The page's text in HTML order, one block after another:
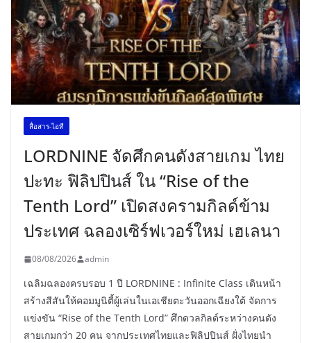
สื่อสาร-ไอที
LORDNINE จัดศึกคนดังสายเกม ไทย
ปะทะ ฟิลิปปินส์ ใน “Rise of the
Tenth Lord” เปิดสงครามกิลด์ข้าม
ประเทศ ฉลองเซิร์ฟเวอร์ใหม่ เฮเลนา
08/08/2026 admin
เฉลิมฉลองครบรอบ 1 ปี LORDNINE : Infinite Class เดินหน้า
สร้างสีสันให้คอมมูนิตี้ผู้เล่นในเอเชียตะวันออกเฉียงใต้ จัดการ
แข่งขัน “Rise of the Tenth Lord” ศึกดวลกิลด์ระหว่างคนดัง
สายเกมกว่า 20 คน จากประเทศไทยและฟิลิปปินส์ ฝั่งไทยนำ